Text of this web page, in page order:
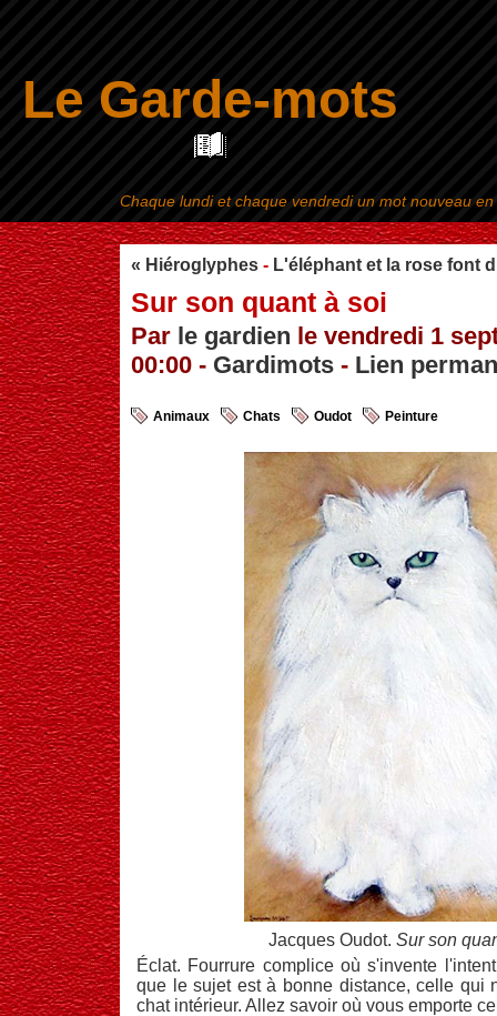
Le Garde-mots
Aller au contenu|
« Hiéroglyphes - L'éléphant et la rose font
Sur son quant à soi
Par le gardien le vendredi 1
00:00 - Gardimots - Lien
Animaux Chats Oudot Peinture
Jacques Oudot. Sur son
Éclat. Fourrure complice où s'invente
que le sujet est à bonne distance, celle qui
chat intérieur. Allez savoir où vous emporte
Chaque lundi et chaque vendredi un mot nouveau